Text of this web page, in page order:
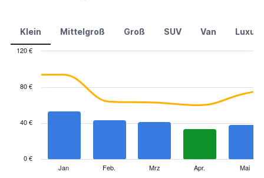
Klein Mittelgroß Groß SUV Van
has
Jan Feb. Mrz Apr. Mai
0 €
40 €
80 €
120 €